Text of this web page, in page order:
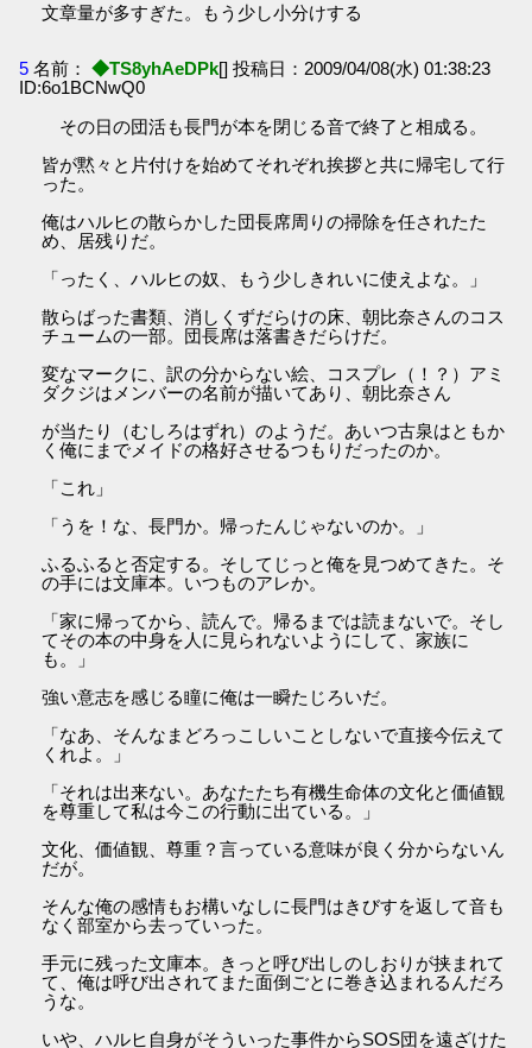
文章量が多すぎた。もう少し小分けする
5 名前： ◆TS8yhAeDPk[] 投稿日：2009/04/08(水) 01:38:23
ID:6o1BCNwQ0
その日の団活も長門が本を閉じる音で終了と相成る。
皆が黙々と片付けを始めてそれぞれ挨拶と共に帰宅して行
った。
俺はハルヒの散らかした団長席周りの掃除を任されたた
め、居残りだ。
「ったく、ハルヒの奴、もう少しきれいに使えよな。」
散らばった書類、消しくずだらけの床、朝比奈さんのコス
チュームの一部。団長席は落書きだらけだ。
変なマークに、訳の分からない絵、コスプレ（！？）アミ
ダクジはメンバーの名前が描いてあり、朝比奈さん
が当たり（むしろはずれ）のようだ。あいつ古泉はともか
く俺にまでメイドの格好させるつもりだったのか。
「これ」
「うを！な、長門か。帰ったんじゃないのか。」
ふるふると否定する。そしてじっと俺を見つめてきた。そ
の手には文庫本。いつものアレか。
「家に帰ってから、読んで。帰るまでは読まないで。そし
てその本の中身を人に見られないようにして、家族に
も。」
強い意志を感じる瞳に俺は一瞬たじろいだ。
「なあ、そんなまどろっこしいことしないで直接今伝えて
くれよ。」
「それは出来ない。あなたたち有機生命体の文化と価値観
を尊重して私は今この行動に出ている。」
文化、価値観、尊重？言っている意味が良く分からないん
だが。
そんな俺の感情もお構いなしに長門はきびすを返して音も
なく部室から去っていった。
手元に残った文庫本。きっと呼び出しのしおりが挟まれて
て、俺は呼び出されてまた面倒ごとに巻き込まれるんだろ
うな。
いや、ハルヒ自身がそういった事件からSOS団を遠ざけた